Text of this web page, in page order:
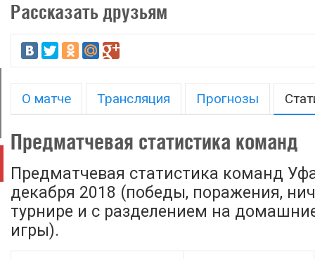
Рассказать друзьям
О матче Трансляция Прогнозы
Предматчевая статистика команд
Предматчевая статистика команд
декабря 2018 (победы, поражения,
турнире и с разделением на
игры).